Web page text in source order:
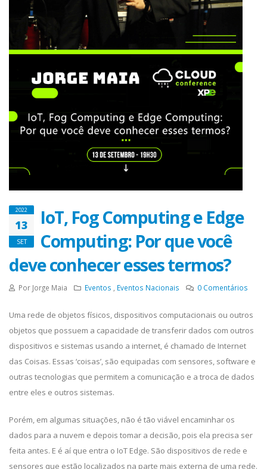
2022
13
SET
IoT, Fog Computing e Edge
Computing: Por que você
deve conhecer esses termos?
Por Jorge Maia Eventos Eventos Nacionais 0 Comentários
Uma rede de objetos físicos, dispositivos computacionais ou outros
objetos que possuem a capacidade de transferir dados com outros
dispositivos e sistemas usando a internet, é chamado de Internet
das Coisas. Essas ‘coisas’, são equipadas com sensores, software e
outras tecnologias que permitem a comunicação e a troca de dados
entre eles e outros sistemas.
Porém, em algumas situações, não é tão viável encaminhar os
dados para a nuvem e depois tomar a decisão, pois ela precisa ser
feita antes. E é aí que entra o IoT Edge. São dispositivos de rede e
sensores que estão localizados na parte mais externa de uma rede.